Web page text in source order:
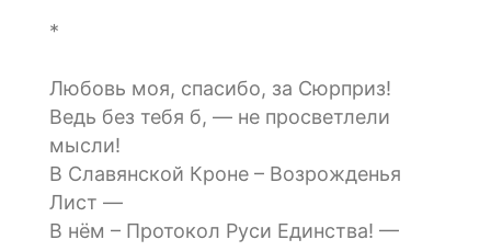
*
Любовь моя, спасибо, за Сюрприз!
Ведь без тебя б, — не просветлели
мысли!
В Славянской Кроне – Возрожденья
Лист —
В нём – Протокол Руси Единства! —